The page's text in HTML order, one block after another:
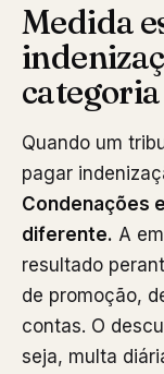
Medida
Quando um
pagar
Condenações
diferente. A
resultado
de promoção,
contas. O
seja, multa